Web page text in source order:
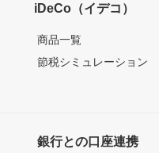
iDeCo（イデコ）
商品一覧
節税シミュレーション
銀行との口座連携